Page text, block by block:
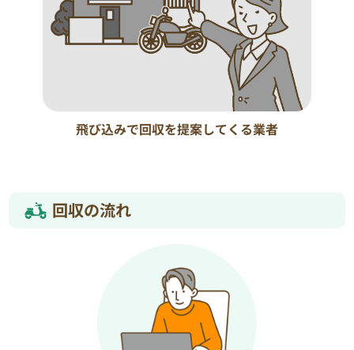
飛び込みで回収を提案してくる業者
回収の流れ